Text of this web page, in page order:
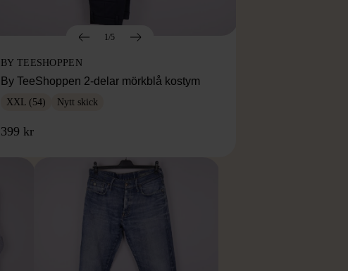
1/5
BY TEESHOPPEN
By TeeShoppen 2-delar mörkblå kostym
XXL (54) Nytt skick
399 kr